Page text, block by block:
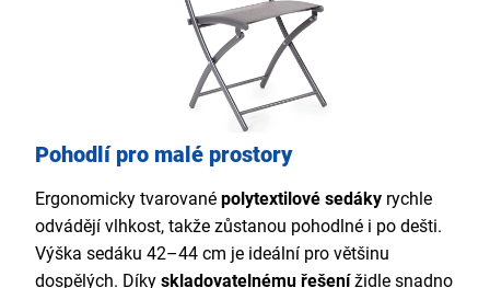
Pohodlí pro malé prostory
Ergonomicky tvarované polytextilové sedáky rychle
odvádějí vlhkost, takže zůstanou pohodlné i po dešti.
Výška sedáku 42–44 cm je ideální pro většinu
dospělých. Díky skladovatelnému řešenížidle snadno